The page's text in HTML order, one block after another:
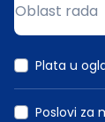
Oblast rada
Plata u
Poslovi za